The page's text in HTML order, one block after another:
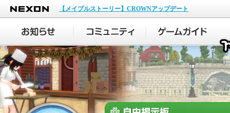
NEXON
【メイプルストーリー】CROWNアップデート